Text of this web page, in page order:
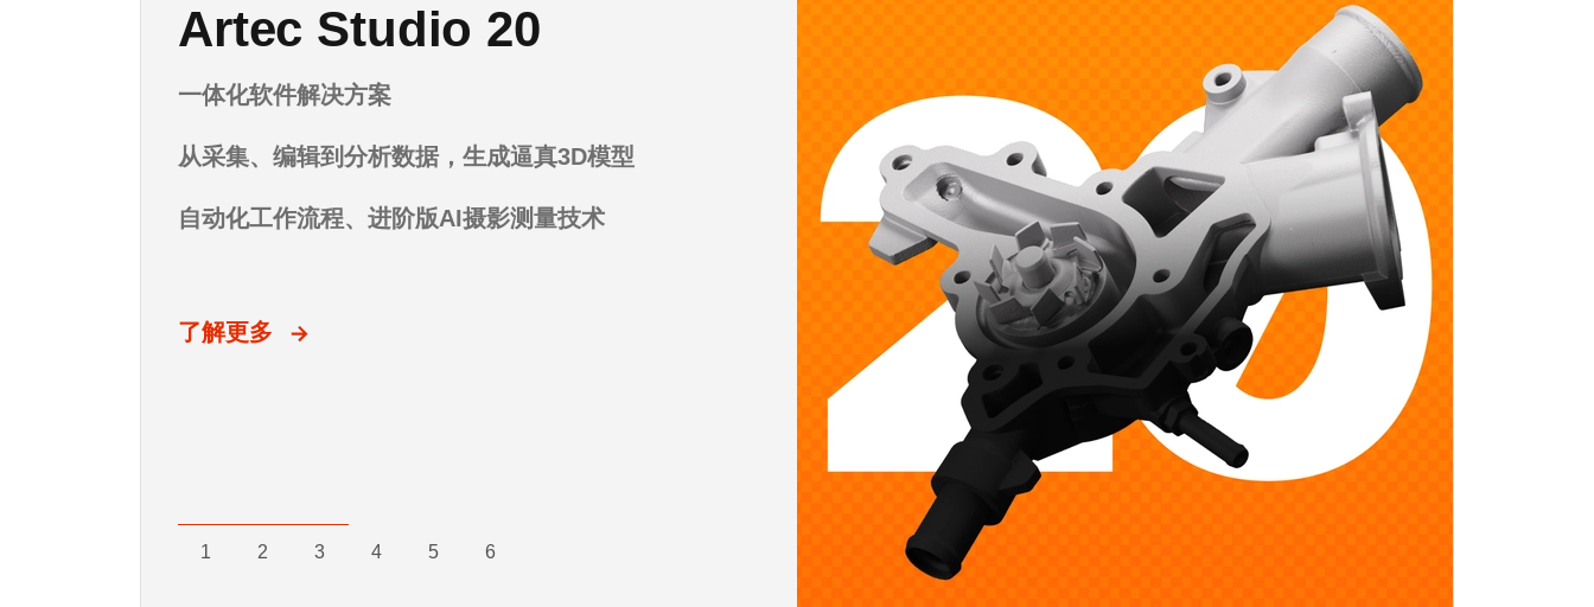
新品登场：Artec Jet
基于SLAM的高速LiDAR扫描仪
场地级3D测绘
适用于多种环境
Artec Studio Lite
面向大众的专业级3D数据采集
将照片与视频转换成栩栩如生的3D模型
集成处理、测量与设计功能于一体
了解更多
Artec Studio 20
一体化软件解决方案
从采集、编辑到分析数据，生成逼真3D模型
自动化工作流程、进阶版AI摄影测量技术
了解更多
Artec Spider II全新登场
超高分辨率。细节惊人。无需标记点。
了解更多
Artec Point II全新登场
计量级精度尽在掌握
了解更多
奥巴马总统3D模型
Artec Eva为美国总统奥巴马制作了第一款3D总统人
1 2 3 4 5 6